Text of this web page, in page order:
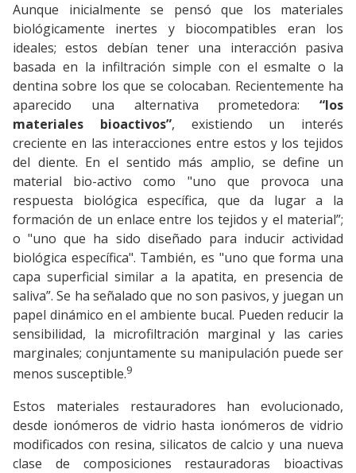
Aunque inicialmente se pensó que los materiales
biológicamente inertes y biocompatibles eran los
ideales; estos debían tener una interacción pasiva
basada en la infiltración simple con el esmalte o la
dentina sobre los que se colocaban. Recientemente ha
aparecido una alternativa prometedora: “los
materiales bioactivos”, existiendo un interés
creciente en las interacciones entre estos y los tejidos
del diente. En el sentido más amplio, se define un
material bio-activo como "uno que provoca una
respuesta biológica específica, que da lugar a la
formación de un enlace entre los tejidos y el material”;
o "uno que ha sido diseñado para inducir actividad
biológica específica". También, es "uno que forma una
capa superficial similar a la apatita, en presencia de
saliva”. Se ha señalado que no son pasivos, y juegan un
papel dinámico en el ambiente bucal. Pueden reducir la
sensibilidad, la microfiltración marginal y las caries
marginales; conjuntamente su manipulación puede ser
menos susceptible.9
Estos materiales restauradores han evolucionado,
desde ionómeros de vidrio hasta ionómeros de vidrio
modificados con resina, silicatos de calcio y una nueva
clase de composiciones restauradoras bioactivas